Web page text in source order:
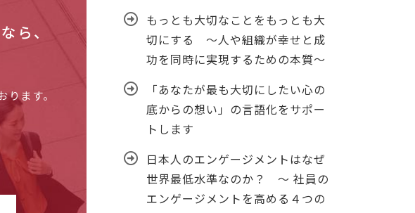
ら、
ます。
もっとも大切なことをもっとも大
切にする ～人や組織が幸せと成
功を同時に実現するための本質～
「あなたが最も大切にしたい心の
底からの想い」の言語化をサポー
トします
日本人のエンゲージメントはなぜ
世界最低水準なのか？ ～ 社員の
エンゲージメントを高める４つの